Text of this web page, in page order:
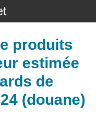
produits
estimée
de
(douane)